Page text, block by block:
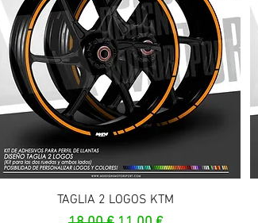
Vista rapida
TAGLIA 2 LOGOS KTM